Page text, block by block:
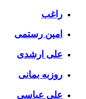
راغب
امین رستمی
علی ارشدی
روزبه بمانی
علی عباسی